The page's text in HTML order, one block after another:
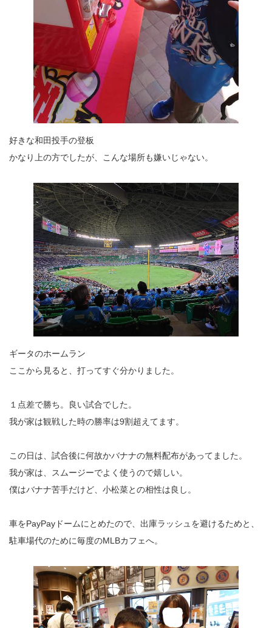
好きな和田投手の登板
かなり上の方でしたが、こんな場所も嫌いじゃない。
ギータのホームラン
ここから見ると、打ってすぐ分かりました。
１点差で勝ち。良い試合でした。
我が家は観戦した時の勝率は9割超えてます。
この日は、試合後に何故かバナナの無料配布があってました。
我が家は、スムージーでよく使うので嬉しい。
僕はバナナ苦手だけど、小松菜との相性は良し。
車をPayPayドームにとめたので、出庫ラッシュを避けるためと、
駐車場代のために毎度のMLBカフェへ。